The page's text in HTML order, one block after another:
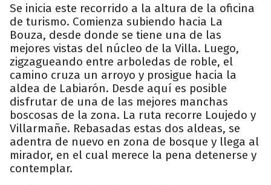
Se inicia este recorrido a la altura de la oficina
de turismo. Comienza subiendo hacia La
Bouza, desde donde se tiene una de las
mejores vistas del núcleo de la Villa. Luego,
zigzagueando entre arboledas de roble, el
camino cruza un arroyo y prosigue hacia la
aldea de Labiarón. Desde aquí es posible
disfrutar de una de las mejores manchas
boscosas de la zona. La ruta recorre Loujedo y
Villarmañe. Rebasadas estas dos aldeas, se
adentra de nuevo en zona de bosque y llega al
mirador, en el cual merece la pena detenerse y
contemplar.